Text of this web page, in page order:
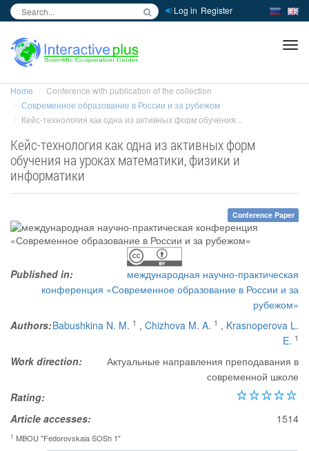
Log in Register
Home
Conference with publication of the collection
Современное образование в России и за рубежом
Кейс-технология как одна из активных форм обучения...
Кейс-технология как одна из активных форм
обучения на уроках математики, физики и
информатики
Conference Paper
Published in:
международная научно-практическая
конференция «Современное образование в России и за
рубежом»
Authors:Babushkina N. M. 1 , Chizhova M. A. 1 , Krasnoperova L.
E. 1
Work direction:
Актуальные направления преподавания в
современной школе
Rating:
Article accesses:
1514
1 MBOU "Fedorovskaia SOSh 1"